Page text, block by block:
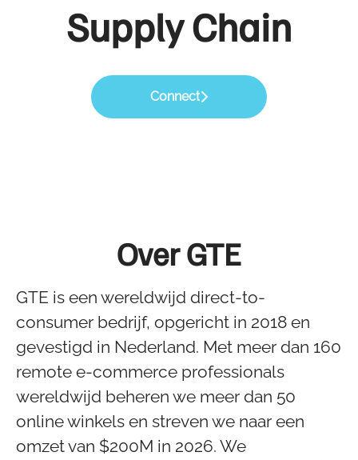
Supply Chain
Connect
Over GTE
GTE is een wereldwijd direct-to-
consumer bedrijf, opgericht in 2018 en
gevestigd in Nederland. Met meer dan 160
remote e-commerce professionals
wereldwijd beheren we meer dan 50
online winkels en streven we naar een
omzet van $200M in 2026. We